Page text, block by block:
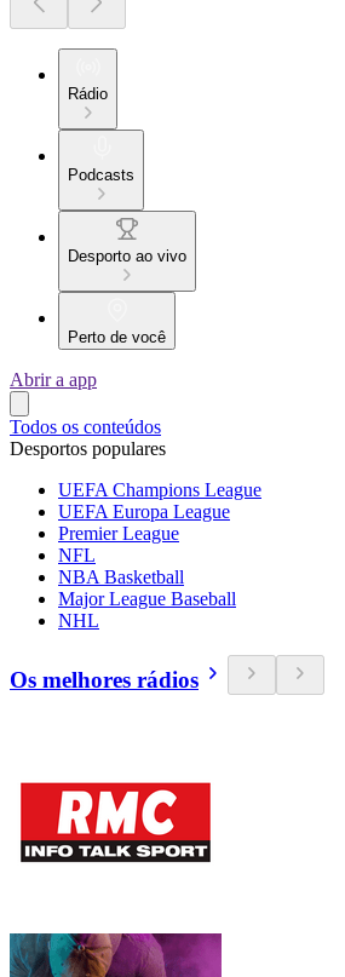
Rádio
Podcasts
Desporto ao vivo
Perto de você
Abrir a app
Todos os conteúdos
Desportos populares
UEFA Champions League
UEFA Europa League
Premier League
NFL
NBA Basketball
Major League Baseball
NHL
Os melhores rádios